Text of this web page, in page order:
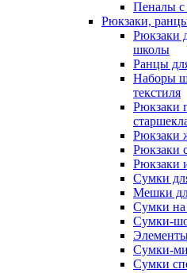
Пеналы с
Рюкзаки,
Рюкзаки
школы
Ранцы
Наборы
текстиля
Рюкзаки
Рюкзаки
Рюкзаки
Рюкзаки
Сумки
Мешки
Сумки на
Сумки-
Сумки-
Сумки